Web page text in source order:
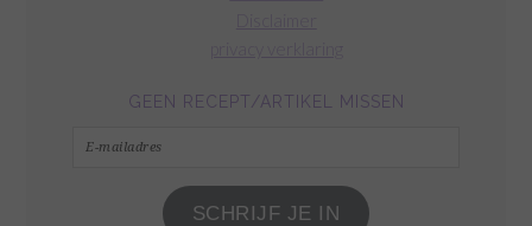
GEEN RECEPT/ARTIKEL MISSEN
SCHRIJF JE IN